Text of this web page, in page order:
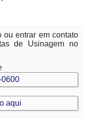
ou entrar em contato
de Usinagem no
0600
aqui